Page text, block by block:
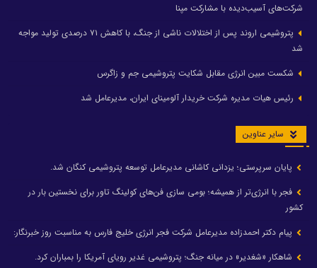
شرکت‌های آسیب‌دیده با مشارکت مپنا
پتروشیمی اروند پس از اختلالات ناشی از جنگ، با کاهش ۷۱ درصدی تولید مواجه
شد
شکست مبین انرژی مقابل شکایت پتروشیمی جم و زاگرس
رئیس هیات مدیره شرکت خریدار آلومینای ایران، مدیرعامل شد
سایر عناوین
پایان سرپرستی؛ یزدانی کاشانی مدیرعامل توسعه پتروشیمی کنگان شد.
فجر با انرژی‌تر از همیشه؛ بومی سازی فن‌های کولینگ تاور برای نخستین بار در
کشور
پیام دکتر احمدزاده مدیرعامل شرکت فجر انرژی خلیج فارس به مناسبت روز خبرنگار:
شاهکار «شغدیر» در میانه جنگ؛ پتروشیمی غدیر رویای آمریکا را بمباران کرد.